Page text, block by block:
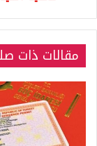
مقالات ذات